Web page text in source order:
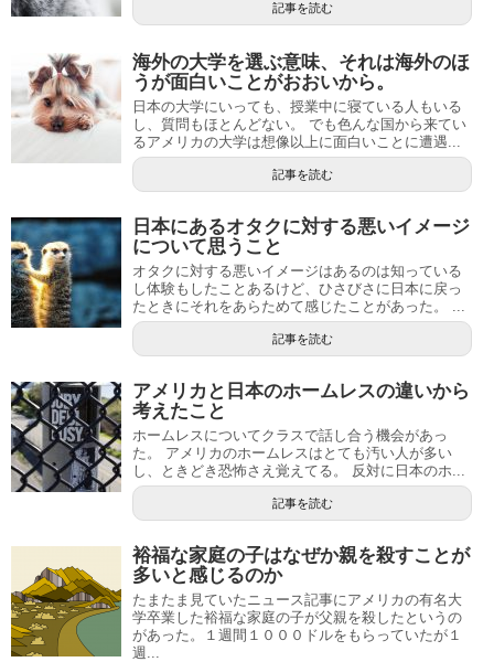
記事を読む
海外の大学を選ぶ意味、それは海外のほ
うが面白いことがおおいから。
日本の大学にいっても、授業中に寝ている人もいる
し、質問もほとんどない。 でも色んな国から来てい
るアメリカの大学は想像以上に面白いことに遭遇...
記事を読む
日本にあるオタクに対する悪いイメージ
について思うこと
オタクに対する悪いイメージはあるのは知っている
し体験もしたことあるけど、ひさびさに日本に戻っ
たときにそれをあらためて感じたことがあった。 ...
記事を読む
アメリカと日本のホームレスの違いから
考えたこと
ホームレスについてクラスで話し合う機会があっ
た。 アメリカのホームレスはとても汚い人が多い
し、ときどき恐怖さえ覚えてる。 反対に日本のホ...
記事を読む
裕福な家庭の子はなぜか親を殺すことが
多いと感じるのか
たまたま見ていたニュース記事にアメリカの有名大
学卒業した裕福な家庭の子が父親を殺したというの
があった。１週間１０００ドルをもらっていたが１
週...